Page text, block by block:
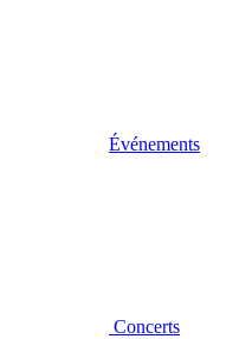
Événements
Concerts